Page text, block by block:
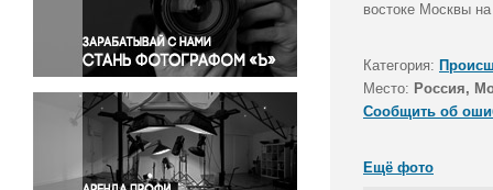
Правосудие
Происшествия и конфликты
Религия
Светская жизнь
Спорт
Экология
Экономика и бизнес
востоке Москвы
Категория:
Место: Россия,
Сообщить об
Ещё фото